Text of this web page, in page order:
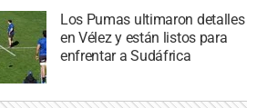
Los Pumas ultimaron detalles
en Vélez y están listos para
enfrentar a Sudáfrica